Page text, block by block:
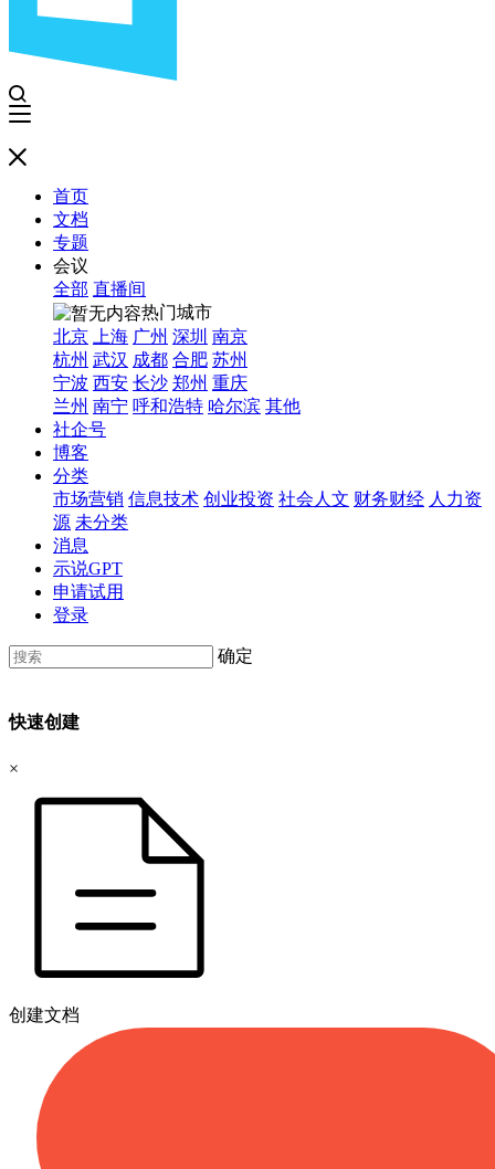
首页
文档
专题
会议
全部 直播间
热门城市
北京
上海 广州 深圳 南京
杭州 武汉 成都 合肥 苏州
宁波 西安 长沙 郑州 重庆
兰州 南宁 呼和浩特 哈尔滨 其他
社企号
博客
分类
市场营销 信息技术 创业投资 社会人文 财务财经 人力资
源 未分类
消息
示说GPT
申请试用
登录
确定
快速创建
×
创建文档